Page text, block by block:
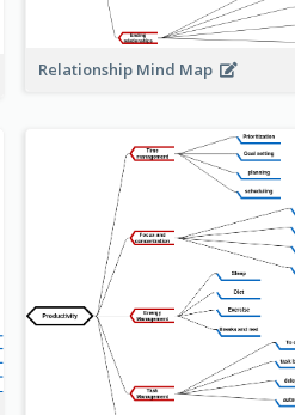
Relationship Mind Map